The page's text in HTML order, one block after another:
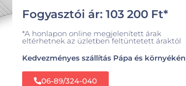
Fogyasztói ár:103 200 Ft*
*A honlapon online megjelenített árak
eltérhetnek az üzletben feltüntetett áraktól
Kedvezményes szállítás Pápa és környékén
06-89/324-040